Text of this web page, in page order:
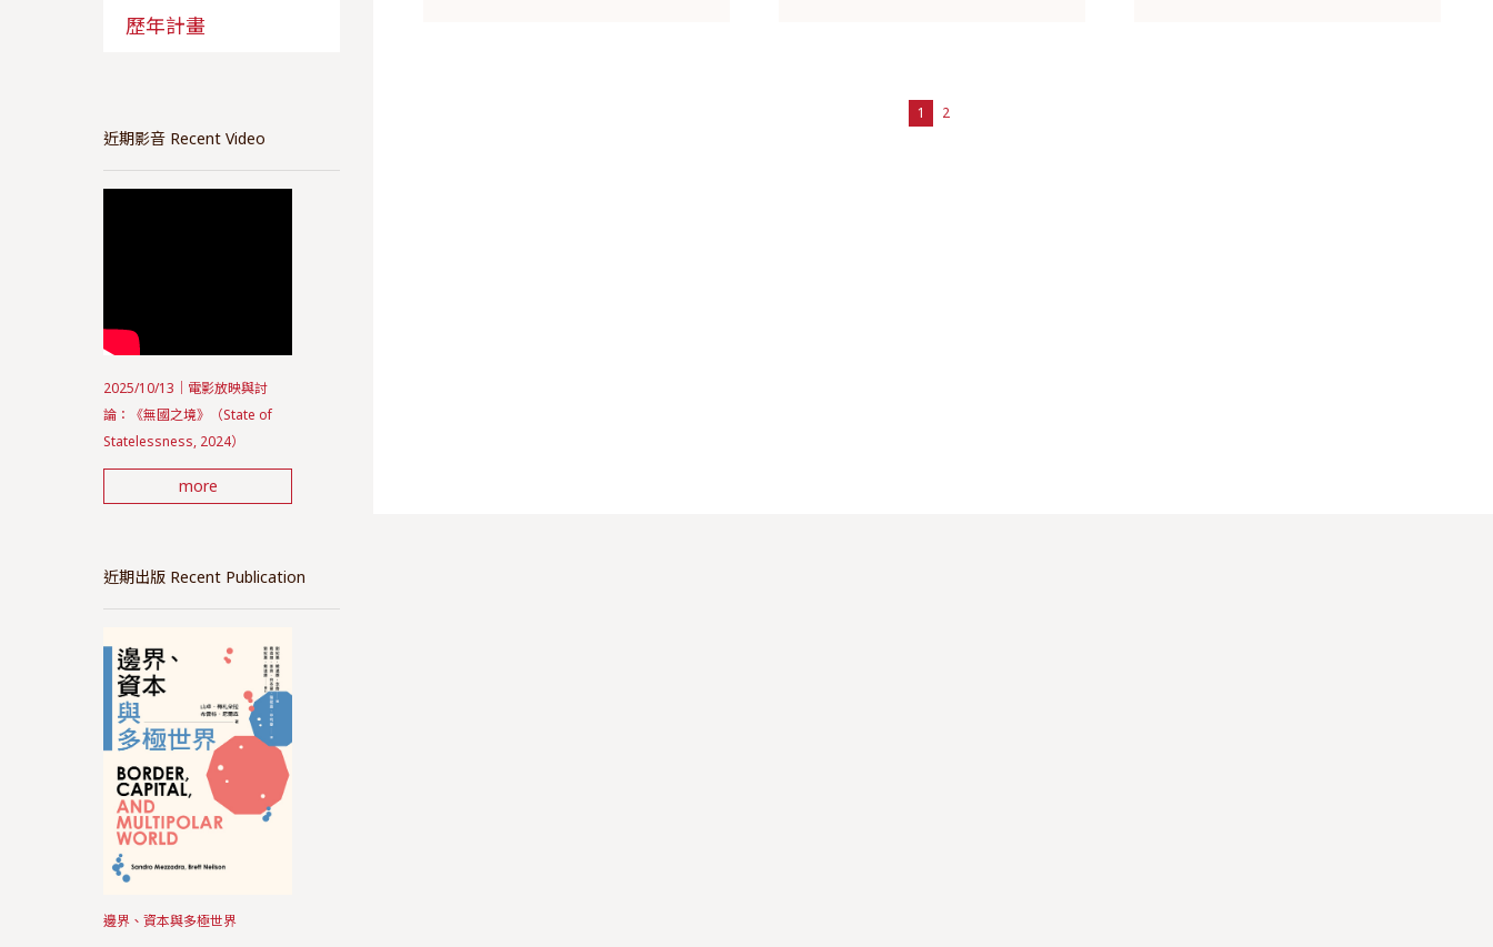
歷年計畫
近期影音 Recent Video
2025/10/13｜電影放映與討
論：《無國之境》（State of
Statelessness, 2024）
more
近期出版 Recent Publication
邊界、資本與多極世界
1 2